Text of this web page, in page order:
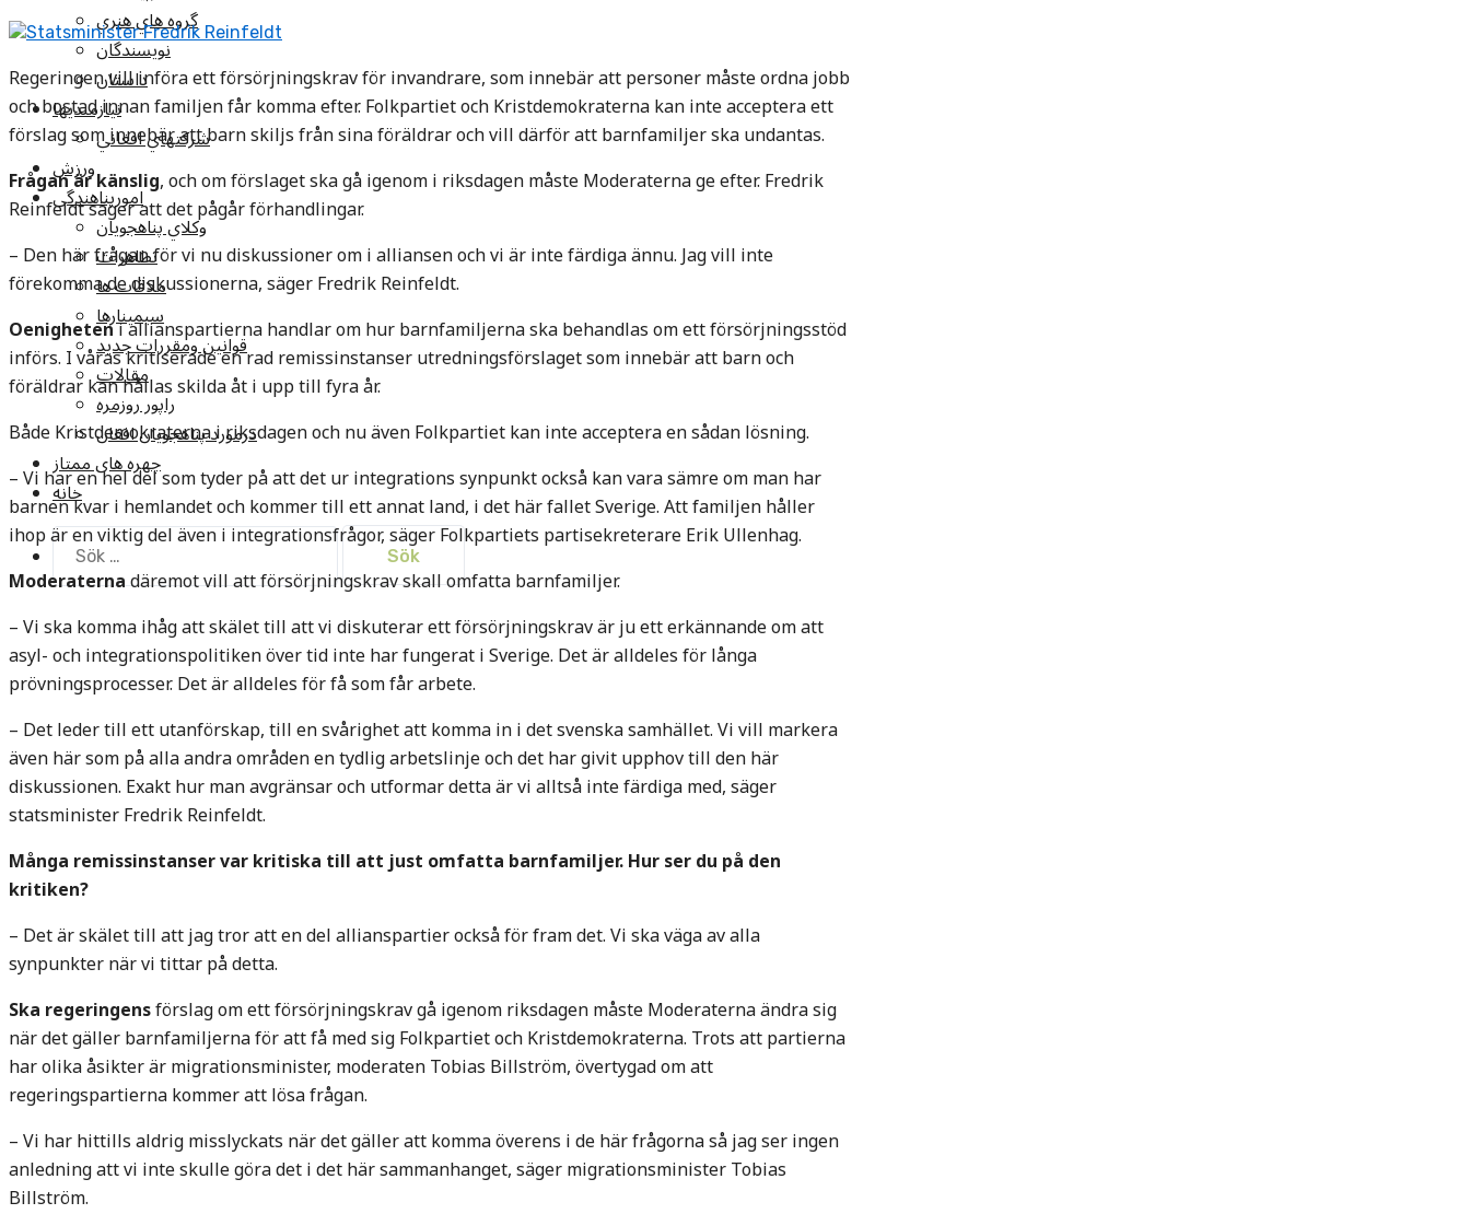
گروه هاي هنري
نويسندگان
داستان
نيازمنديها
شرکتهاي افغاني
ورزش
امورپناهندگي
وکلاي پناهجويان
تظاهرات
ملاقات ها
سيمينارها
قوانين ومقررات جديد
مقالات
راپور روزمره
درمورد پناهجويان افغان
چهره های ممتاز
خانه
Sök
efter:
Statsminister Fredrik Reinfeldt
Regeringen vill införa ett försörjningskrav för invandrare, som innebär att personer måste ordna jobb
och bostad innan familjen får komma efter. Folkpartiet och Kristdemokraterna kan inte acceptera ett
förslag som innebär att barn skiljs från sina föräldrar och vill därför att barnfamiljer ska undantas.
Frågan är känslig, och om förslaget ska gå igenom i riksdagen måste Moderaterna ge efter. Fredrik
Reinfeldt säger att det pågår förhandlingar.
– Den här frågan för vi nu diskussioner om i alliansen och vi är inte färdiga ännu. Jag vill inte
förekomma de diskussionerna, säger Fredrik Reinfeldt.
Oenigheteni allianspartierna handlar om hur barnfamiljerna ska behandlas om ett försörjningsstöd
införs. I våras kritiserade en rad remissinstanser utredningsförslaget som innebär att barn och
föräldrar kan hållas skilda åt i upp till fyra år.
Både Kristdemokraterna i riksdagen och nu även Folkpartiet kan inte acceptera en sådan lösning.
– Vi har en hel del som tyder på att det ur integrations synpunkt också kan vara sämre om man har
barnen kvar i hemlandet och kommer till ett annat land, i det här fallet Sverige. Att familjen håller
ihop är en viktig del även i integrationsfrågor, säger Folkpartiets partisekreterare Erik Ullenhag.
Moderaternadäremot vill att försörjningskrav skall omfatta barnfamiljer.
– Vi ska komma ihåg att skälet till att vi diskuterar ett försörjningskrav är ju ett erkännande om att
asyl- och integrationspolitiken över tid inte har fungerat i Sverige. Det är alldeles för långa
prövningsprocesser. Det är alldeles för få som får arbete.
– Det leder till ett utanförskap, till en svårighet att komma in i det svenska samhället. Vi vill markera
även här som på alla andra områden en tydlig arbetslinje och det har givit upphov till den här
diskussionen. Exakt hur man avgränsar och utformar detta är vi alltså inte färdiga med, säger
statsminister Fredrik Reinfeldt.
Många remissinstanser var kritiska till att just omfatta barnfamiljer. Hur ser du på den
kritiken?
– Det är skälet till att jag tror att en del allianspartier också för fram det. Vi ska väga av alla
synpunkter när vi tittar på detta.
Ska regeringensförslag om ett försörjningskrav gå igenom riksdagen måste Moderaterna ändra sig
när det gäller barnfamiljerna för att få med sig Folkpartiet och Kristdemokraterna. Trots att partierna
har olika åsikter är migrationsminister, moderaten Tobias Billström, övertygad om att
regeringspartierna kommer att lösa frågan.
– Vi har hittills aldrig misslyckats när det gäller att komma överens i de här frågorna så jag ser ingen
anledning att vi inte skulle göra det i det här sammanhanget, säger migrationsminister Tobias
Billström.